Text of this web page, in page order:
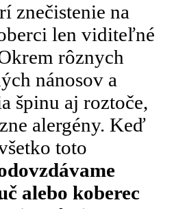
znečistenie na
len viditeľné
rôznych
nánosov a
špinu aj roztoče,
alergény. Keď
toto
alebo koberec